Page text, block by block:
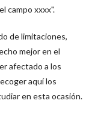
campo xxxx".
de limitaciones,
mejor en el
afectado a los
aquí los
en esta ocasión.